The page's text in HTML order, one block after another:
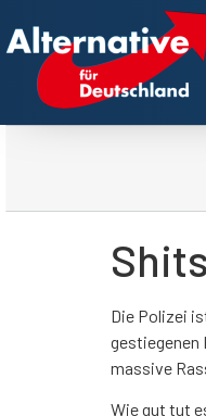
Die Polizei
gestiegenen
massive
Wie gut tut